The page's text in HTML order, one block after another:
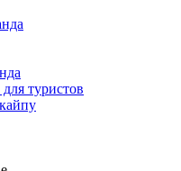
туристов